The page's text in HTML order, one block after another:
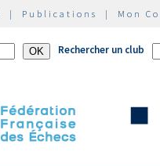
| Publications | Mon
Rechercher un club